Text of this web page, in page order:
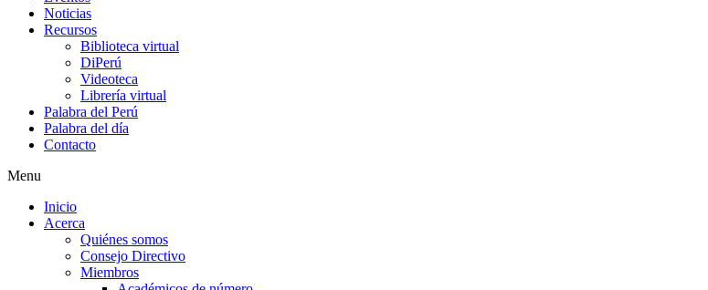
Noticias
Recursos
Biblioteca virtual
DiPerú
Videoteca
Librería virtual
Palabra del Perú
Palabra del día
Contacto
Menu
Inicio
Acerca
Quiénes somos
Consejo Directivo
Miembros